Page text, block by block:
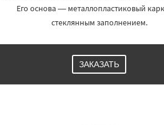
Его основа — металлопластиковый
стеклянным заполнением.
ЗАКАЗАТЬ